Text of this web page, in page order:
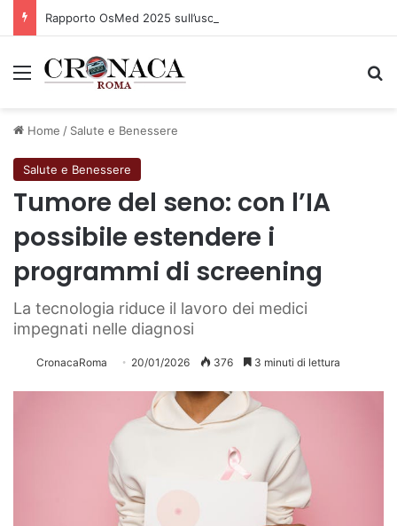
Rapporto OsMed 2025 sull’uso dei farmaci in Italia
Menu
Home / Salute e Benessere
Salute e Benessere
Tumore del seno: con l’IA
possibile estendere i
programmi di screening
La tecnologia riduce il lavoro dei medici
impegnati nelle diagnosi
CronacaRoma 20/01/2026 376 3 minuti di lettura